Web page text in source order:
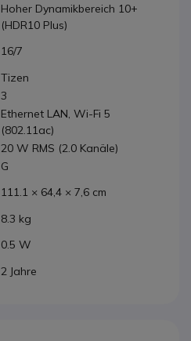
Hoher Dynamikbereich 10+
(HDR10 Plus)
16/7
Tizen
3
Ethernet LAN, Wi-Fi 5
(802.11ac)
20 W RMS (2.0 Kanäle)
G
111.1 × 64,4 × 7,6 cm
8.3 kg
0.5 W
2 Jahre